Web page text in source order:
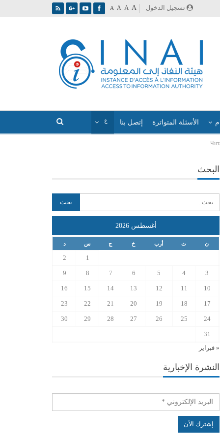
تسجيل الدخول A A A A
الأسئلة المتواترة إتصل بنا
البحث
أغسطس 2026
ن ث أرب خ ج س د
1
2
3
4
5
6
7
8
9
10
11
12
13
14
15
16
17
18
19
20
21
22
23
24
25
26
27
28
29
30
31
« فبراير
النشرة الإخبارية